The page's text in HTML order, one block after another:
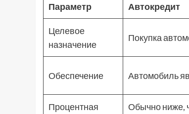
Параметр Автокредит
Целевое
назначение
Покупка
Обеспечение Автомобиль
Процентная
Обычно ниже,